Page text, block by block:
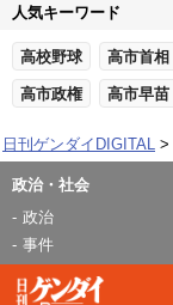
人気キーワード
高校野球 高市首相
高市政権 高市早苗
日刊ゲンダイDIGITAL
政治・社会
政治
事件